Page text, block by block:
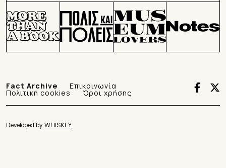
Fact Archive Επικοινωνία
Πολιτική cookies Όροι χρήσης
Developed by WHISKEY